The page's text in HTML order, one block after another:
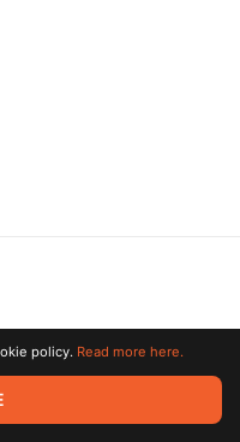
reserved. All trademarks
policy. Read more here.